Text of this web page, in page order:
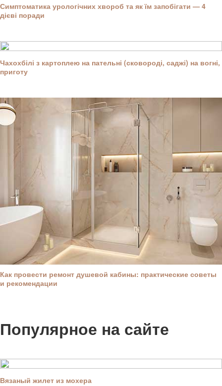
Симптоматика урологічних хвороб та як їм запобігати — 4
дієві поради
Чахохбілі з картоплею на пательні (сковороді, саджі) на вогні,
приготу
Как провести ремонт душевой кабины: практические советы
и рекомендации
Популярное на сайте
Вязаный жилет из мохера